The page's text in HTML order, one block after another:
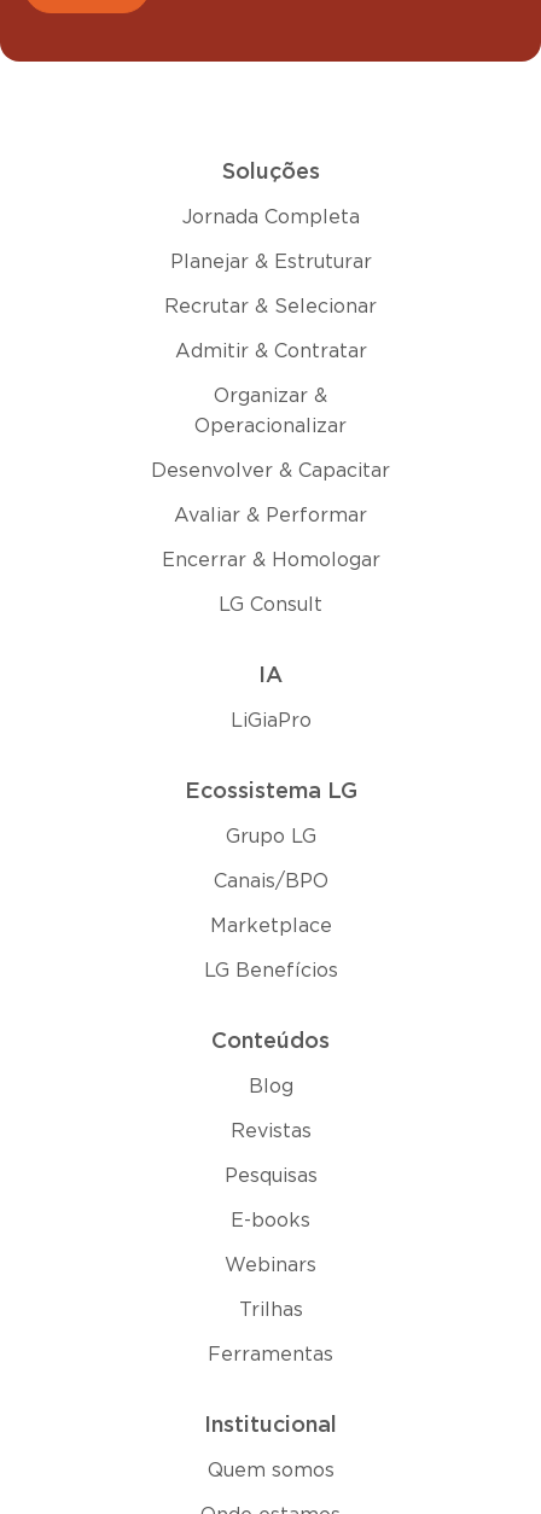
Soluções
Jornada Completa
Planejar & Estruturar
Recrutar & Selecionar
Admitir & Contratar
Organizar &
Operacionalizar
Desenvolver & Capacitar
Avaliar & Performar
Encerrar & Homologar
LG Consult
IA
LiGiaPro
Ecossistema LG
Grupo LG
Canais/BPO
Marketplace
LG Benefícios
Conteúdos
Blog
Revistas
Pesquisas
E-books
Webinars
Trilhas
Ferramentas
Institucional
Quem somos